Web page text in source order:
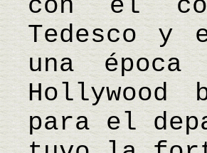
con el
Tedesco
una
Hollywood
para el